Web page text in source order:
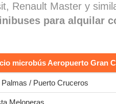
Renault Master y
para alquilar
microbús Aeropuerto Gran
Palmas / Puerto Cruceros
Meloneras